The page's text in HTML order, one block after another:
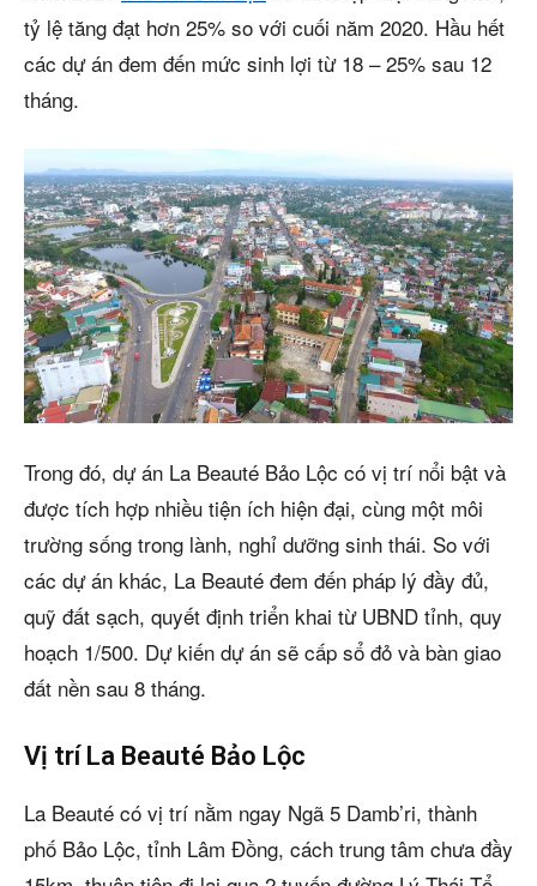
tỷ lệ tăng đạt hơn 25% so với cuối năm 2020. Hầu hết
các dự án đem đến mức sinh lợi từ 18 – 25% sau 12
tháng.
Trong đó, dự án La Beauté Bảo Lộc có vị trí nổi bật và
được tích hợp nhiều tiện ích hiện đại, cùng một môi
trường sống trong lành, nghỉ dưỡng sinh thái. So với
các dự án khác, La Beauté đem đến pháp lý đầy đủ,
quỹ đất sạch, quyết định triển khai từ UBND tỉnh, quy
hoạch 1/500. Dự kiến dự án sẽ cấp sổ đỏ và bàn giao
đất nền sau 8 tháng.
Vị trí La Beauté Bảo Lộc
La Beauté có vị trí nằm ngay Ngã 5 Damb’ri, thành
phố Bảo Lộc, tỉnh Lâm Đồng, cách trung tâm chưa đầy